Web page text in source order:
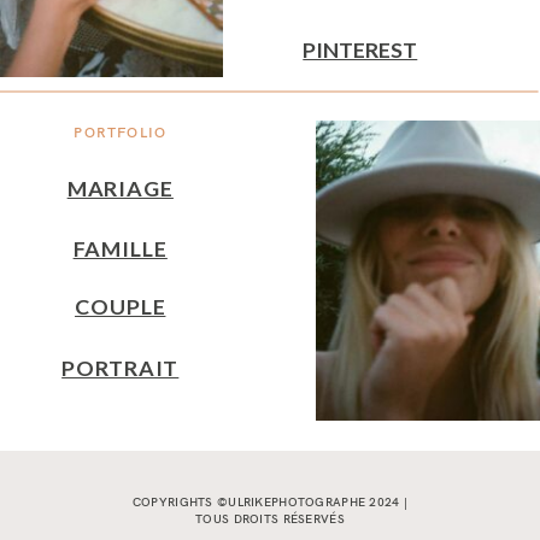
PORTFOLIO
MARIAGE
FAMILLE
PINTEREST
COUPLE
PORTRAIT
COPYRIGHTS ©ULRIKEPHOTOGRAPHE 2024 |
TOUS DROITS RÉSERVÉS